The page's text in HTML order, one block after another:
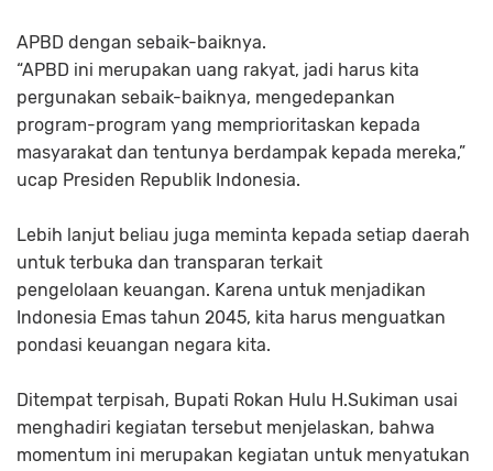
APBD dengan sebaik-baiknya.
“APBD ini merupakan uang rakyat, jadi harus kita
pergunakan sebaik-baiknya, mengedepankan
program-program yang memprioritaskan kepada
masyarakat dan tentunya berdampak kepada mereka,”
ucap Presiden Republik Indonesia.
Lebih lanjut beliau juga meminta kepada setiap daerah
untuk terbuka dan transparan terkait
pengelolaan keuangan. Karena untuk menjadikan
Indonesia Emas tahun 2045, kita harus menguatkan
pondasi keuangan negara kita.
Ditempat terpisah, Bupati Rokan Hulu H.Sukiman usai
menghadiri kegiatan tersebut menjelaskan, bahwa
momentum ini merupakan kegiatan untuk menyatukan